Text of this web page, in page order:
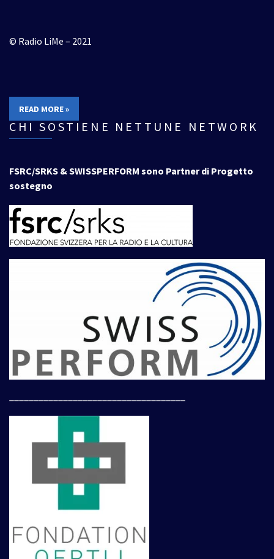
© Radio LiMe – 2021
READ MORE »
CHI SOSTIENE NETTUNE NETWORK
FSRC/SRKS & SWISSPERFORM sono Partner di Progetto
sostegno